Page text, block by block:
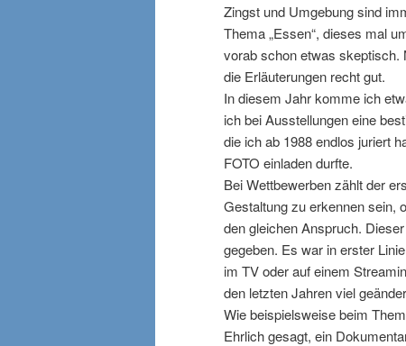
Zingst und Umgebung sind
Thema „Essen“, dieses mal
vorab schon etwas skeptisch.
die Erläuterungen recht gut.
In diesem Jahr komme ich
ich bei Ausstellungen eine
die ich ab 1988 endlos juriert
FOTO einladen durfte.
Bei Wettbewerben zählt der
Gestaltung zu erkennen sein,
den gleichen Anspruch.
gegeben. Es war in erster
im TV oder auf einem
den letzten Jahren viel
Wie beispielsweise beim
Ehrlich gesagt, ein